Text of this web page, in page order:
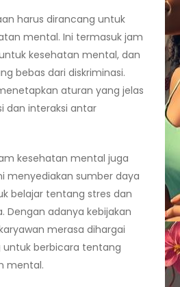
harus dirancang untuk
mental. Ini termasuk jam
kesehatan mental, dan
bebas dari diskriminasi.
aturan yang jelas
dan interaksi antar
kesehatan mental juga
menyediakan sumber daya
belajar tentang stres dan
Dengan adanya kebijakan
merasa dihargai
untuk berbicara tentang
mental.